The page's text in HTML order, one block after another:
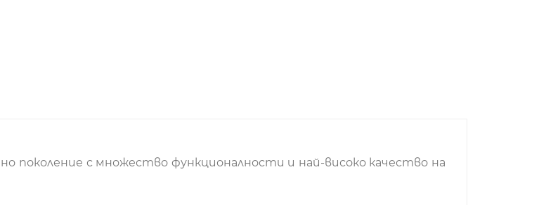
поколение с множество функционалности и най-високо качество на